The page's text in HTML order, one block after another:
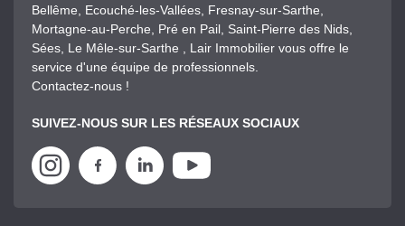
Bellême, Ecouché-les-Vallées, Fresnay-sur-Sarthe,
Mortagne-au-Perche, Pré en Pail, Saint-Pierre des Nids,
Sées, Le Mêle-sur-Sarthe , Lair Immobilier vous offre le
service d'une équipe de professionnels.
Contactez-nous !
SUIVEZ-NOUS SUR LES RÉSEAUX SOCIAUX